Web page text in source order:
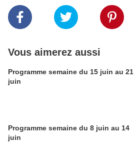
Vous aimerez aussi
Programme semaine du 15 juin au 21
juin
Programme semaine du 8 juin au 14
juin